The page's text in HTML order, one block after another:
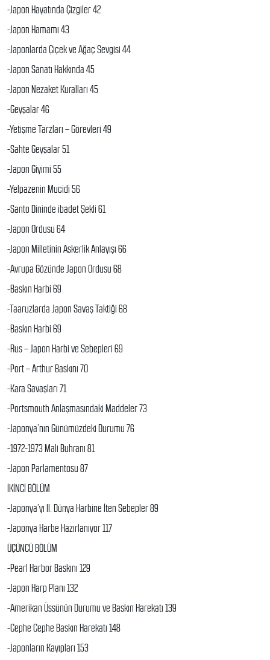
-Japon Hayatında Çizgiler 42
-Japon Hamamı 43
-Japonlarda Çiçek ve Ağaç Sevgisi 44
-Japon Sanatı Hakkında 45
-Japon Nezaket Kuralları 45
-Geyşalar 46
-Yetişme Tarzları – Görevleri 49
-Sahte Geyşalar 51
-Japon Giyimi 55
-Yelpazenin Mucidi 56
-Santo Dininde ibadet Şekli 61
-Japon Ordusu 64
-Japon Milletinin Askerlik Anlayışı 66
-Avrupa Gözünde Japon Ordusu 68
-Baskın Harbi 69
-Taaruzlarda Japon Savaş Taktiği 68
-Baskın Harbi 69
-Rus – Japon Harbi ve Sebepleri 69
-Port – Arthur Baskını 70
-Kara Savaşları 71
-Portsmouth Anlaşmasındaki Maddeler 73
-Japonya’nın Günümüzdeki Durumu 76
-1972-1973 Mali Buhranı 81
-Japon Parlamentosu 87
İKİNCİ BÖLÜM
-Japonya’yı II. Dünya Harbine İten Sebepler 89
-Japonya Harbe Hazırlanıyor 117
ÜÇÜNCÜ BÖLÜM
-Pearl Harbor Baskını 129
-Japon Harp Planı 132
-Amerikan Üssünün Durumu ve Baskın Harekatı 139
-Cephe Cephe Baskın Harekatı 148
-Japonların Kayıpları 153